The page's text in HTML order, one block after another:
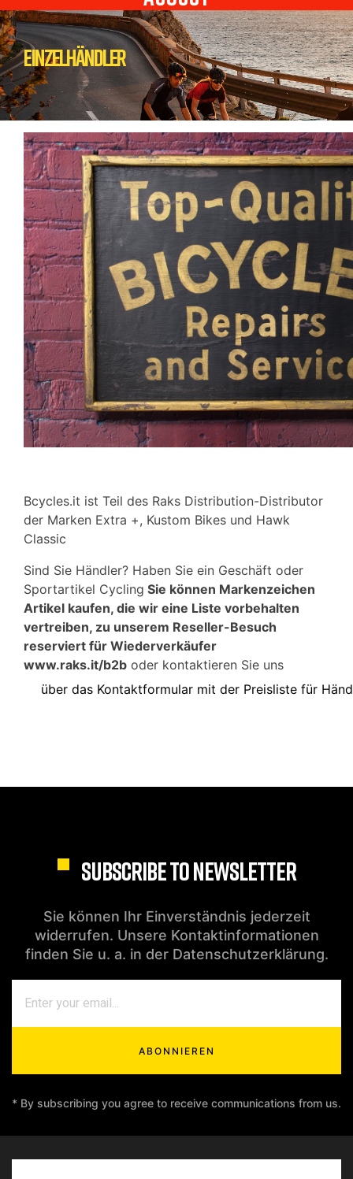
Einzelhändler
Bcycles.it ist Teil des Raks Distribution-Distributor
der Marken Extra +, Kustom Bikes und Hawk
Classic
Sind Sie Händler? Haben Sie ein Geschäft oder
Sportartikel Cycling Sie können Markenzeichen
Artikel kaufen, die wir eine Liste vorbehalten
vertreiben, zu unserem Reseller-Besuch
reserviert für Wiederverkäufer
www.raks.it/b2b oder kontaktieren Sie uns
über das Kontaktformular mit der Preisliste für
SUBSCRIBE TO NEWSLETTER
Sie können Ihr Einverständnis jederzeit
widerrufen. Unsere Kontaktinformationen
finden Sie u. a. in der Datenschutzerklärung.
ABONNIEREN
* By subscribing you agree to receive communications from us.